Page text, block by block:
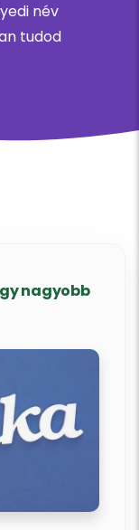
név
tudod
nagyobb